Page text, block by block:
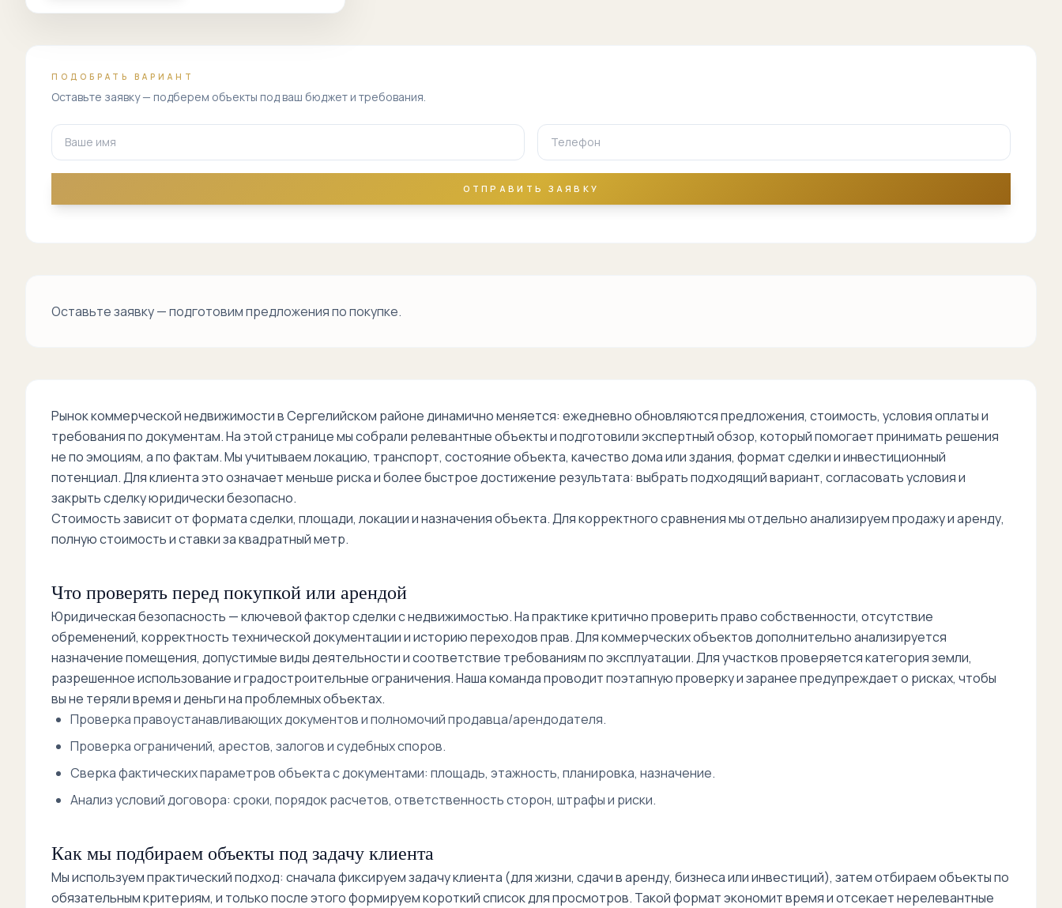
Южный вокзал
рядом
Чоштепа рядом
ПОДОБРАТЬ ВАРИАНТ
Оставьте заявку — подберем объекты под ваш бюджет и требования.
ОТПРАВИТЬ ЗАЯВКУ
Оставьте заявку — подготовим предложения по покупке.
Рынок коммерческой недвижимости в Сергелийском районе динамично меняется: ежедневно обновляются предложения, стоимость, условия оплаты и
требования по документам. На этой странице мы собрали релевантные объекты и подготовили экспертный обзор, который помогает принимать решения
не по эмоциям, а по фактам. Мы учитываем локацию, транспорт, состояние объекта, качество дома или здания, формат сделки и инвестиционный
потенциал. Для клиента это означает меньше риска и более быстрое достижение результата: выбрать подходящий вариант, согласовать условия и
закрыть сделку юридически безопасно.
Стоимость зависит от формата сделки, площади, локации и назначения объекта. Для корректного сравнения мы отдельно анализируем продажу и аренду,
полную стоимость и ставки за квадратный метр.
Что проверять перед покупкой или арендой
Юридическая безопасность — ключевой фактор сделки с недвижимостью. На практике критично проверить право собственности, отсутствие
обременений, корректность технической документации и историю переходов прав. Для коммерческих объектов дополнительно анализируется
назначение помещения, допустимые виды деятельности и соответствие требованиям по эксплуатации. Для участков проверяется категория земли,
разрешенное использование и градостроительные ограничения. Наша команда проводит поэтапную проверку и заранее предупреждает о рисках, чтобы
вы не теряли время и деньги на проблемных объектах.
Проверка правоустанавливающих документов и полномочий продавца/арендодателя.
Проверка ограничений, арестов, залогов и судебных споров.
Сверка фактических параметров объекта с документами: площадь, этажность, планировка, назначение.
Анализ условий договора: сроки, порядок расчетов, ответственность сторон, штрафы и риски.
Как мы подбираем объекты под задачу клиента
Мы используем практический подход: сначала фиксируем задачу клиента (для жизни, сдачи в аренду, бизнеса или инвестиций), затем отбираем объекты по
обязательным критериям, и только после этого формируем короткий список для просмотров. Такой формат экономит время и отсекает нерелевантные